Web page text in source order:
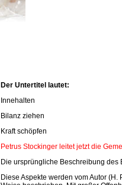
Der Untertitel lautet:
Innehalten
Bilanz ziehen
Kraft schöpfen
Petrus Stockinger leitet jetzt die
Die ursprüngliche Beschreibung des
Diese Aspekte werden vom Autor